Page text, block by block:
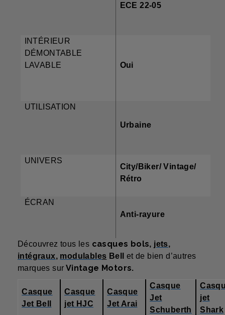
ECE 22-05
INTÉRIEUR
DÉMONTABLE
LAVABLE
Oui
UTILISATION
Urbaine
UNIVERS
City/Biker/ Vintage/
Rétro
ÉCRAN
Anti-rayure
Découvrez tous les casques bols, jets,
intégraux, modulables Bell et de bien d’autres
marques sur Vintage Motors.
Casque
Jet Bell
Casque
jet HJC
Casque
Jet Arai
Casque
Jet
Schuberth
jet
Shark